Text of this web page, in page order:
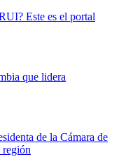
Este es el portal
que lidera
de la Cámara de
región